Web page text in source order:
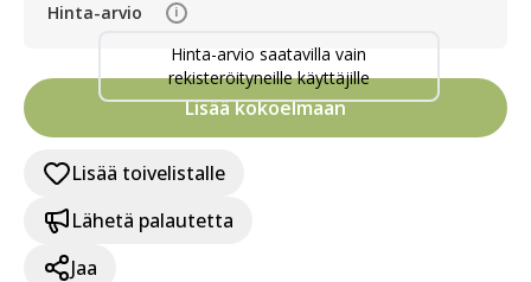
Hinta-arvio i
Hinta-arvio saatavilla vain
rekisteröityneille käyttäjille
Lisää kokoelmaan
Lisää toivelistalle
Lähetä palautetta
Jaa